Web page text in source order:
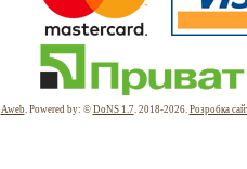
Aweb. Powered by: © DoNS 1.7. 2018-2026. Розробка